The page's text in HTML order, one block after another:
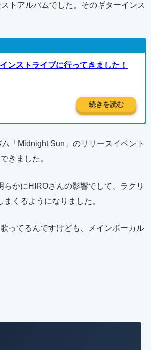
トアルバムでした。そのギターインス
ンストライブに行ってきました！
続きを読む
「Midnight Sun」のリリースイベント
きました。
かにHIROさんの影響でして、ラクリ
くるようになりました。
ってるんですけども、メインボーカル